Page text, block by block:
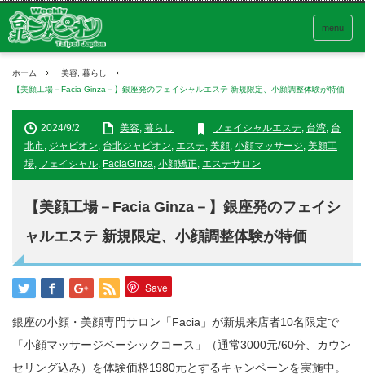
menu
ホーム 美容 暮らし
【美顔工場－Facia Ginza－】銀座発のフェイシャルエステ 新規限定、小顔調整体験が特価
2024/9/2 美容, 暮らし フェイシャルエステ, 台湾, 台
北市, ジャピオン, 台北ジャピオン, エステ, 美顔, 小顔マッサージ, 美顔工
場, フェイシャル, FaciaGinza, 小顔矯正, エステサロン
【美顔工場－Facia Ginza－】銀座発のフェイシ
ャルエステ 新規限定、小顔調整体験が特価
Save
銀座の小顔・美顔専門サロン「Facia」が新規来店者10名限定で
「小顔マッサージベーシックコース」（通常3000元/60分、カウン
セリング込み）を体験価格1980元とするキャンペーンを実施中。